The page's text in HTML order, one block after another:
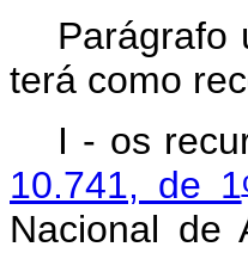
terá como
I - os
10.741, de 1
Nacional de